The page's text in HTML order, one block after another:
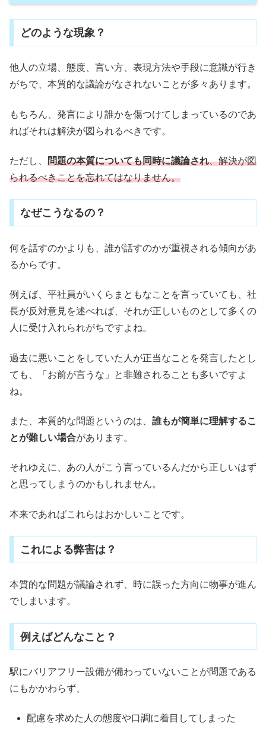
どのような現象？
他人の立場、態度、言い方、表現方法や手段に意識が行き
がちで、本質的な議論がなされないことが多々あります。
もちろん、発言により誰かを傷つけてしまっているのであ
ればそれは解決が図られるべきです。
ただし、 問題の本質についても同時に議論され、解決が図
られるべきことを忘れてはなりません。
なぜこうなるの？
何を話すのかよりも、誰が話すのかが重視される傾向があ
るからです。
例えば、平社員がいくらまともなことを言っていても、社
長が反対意見を述べれば、それが正しいものとして多くの
人に受け入れられがちですよね。
過去に悪いことをしていた人が正当なことを発言したとし
ても、「お前が言うな」と非難されることも多いですよ
ね。
また、本質的な問題というのは、 誰もが簡単に理解するこ
とが難しい場合があります。
それゆえに、あの人がこう言っているんだから正しいはず
と思ってしまうのかもしれません。
本来であればこれらはおかしいことです。
これによる弊害は？
本質的な問題が議論されず、時に誤った方向に物事が進ん
でしまいます。
例えばどんなこと？
駅にバリアフリー設備が備わっていないことが問題である
にもかかわらず、
配慮を求めた人の態度や口調に着目してしまった